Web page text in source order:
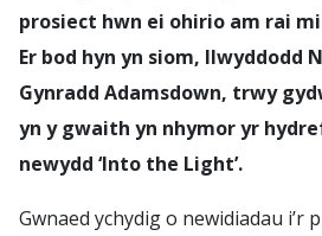
prosiect hwn ei ohirio am rai
Er bod hyn yn siom, llwyddodd
Gynradd Adamsdown, trwy
yn y gwaith yn nhymor yr
newydd ‘Into the Light’.
Gwnaed ychydig o newidiadau i’r